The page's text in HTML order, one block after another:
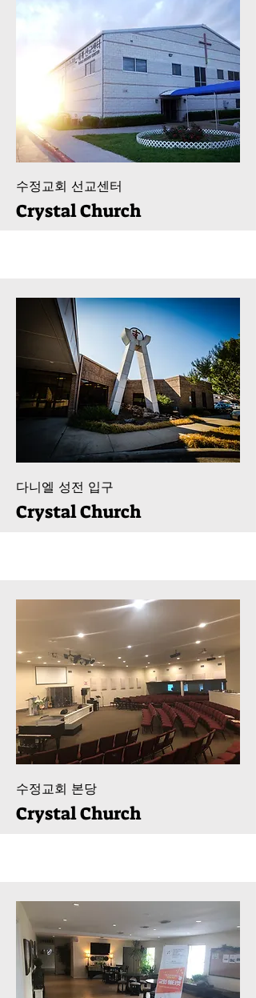
수정교회 선교센터
Crystal Church
다니엘 성전 입구
Crystal Church
수정교회 본당
Crystal Church